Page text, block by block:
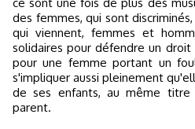
des femmes, qui sont
qui viennent, femmes et
solidaires pour défendre un
pour une femme portant un
s'impliquer aussi pleinement
de ses enfants, au même
parent.